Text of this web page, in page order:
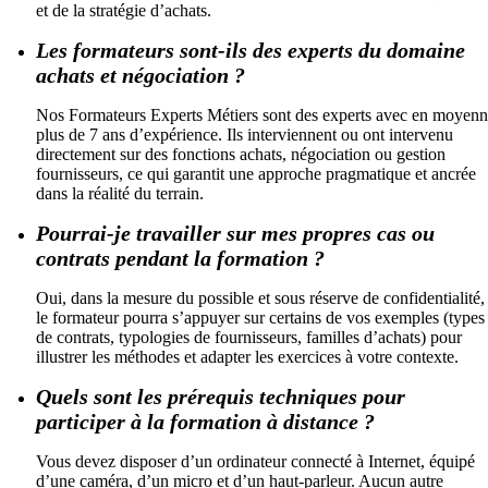
et de la stratégie d’achats.
Les formateurs sont-ils des experts du domaine
achats et négociation ?
Nos Formateurs Experts Métiers sont des experts avec en
plus de 7 ans d’expérience. Ils interviennent ou ont intervenu
directement sur des fonctions achats, négociation ou gestion
fournisseurs, ce qui garantit une approche pragmatique et ancrée
dans la réalité du terrain.
Pourrai-je travailler sur mes propres cas ou
contrats pendant la formation ?
Oui, dans la mesure du possible et sous réserve de confidentialité,
le formateur pourra s’appuyer sur certains de vos exemples (types
de contrats, typologies de fournisseurs, familles d’achats) pour
illustrer les méthodes et adapter les exercices à votre contexte.
Quels sont les prérequis techniques pour
participer à la formation à distance ?
Vous devez disposer d’un ordinateur connecté à Internet, équipé
d’une caméra, d’un micro et d’un haut-parleur. Aucun autre